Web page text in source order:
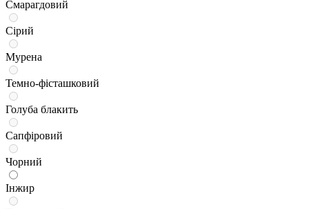
Смарагдовий
Сірий
Мурена
Темно-фісташковий
Голуба блакить
Сапфіровий
Чорний
Інжир